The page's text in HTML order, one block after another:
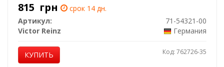
815 грн
срок 14 дн.
Артикул:
71-54321-00
Victor Reinz
Германия
КУПИТЬ Код: 762726-35